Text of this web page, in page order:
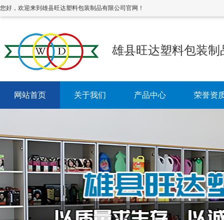
您好，欢迎来到雄县旺达塑料包装制品有限公司官网！
雄县旺达塑料包装制
网站首页 关于我们 产品中心 荣誉资